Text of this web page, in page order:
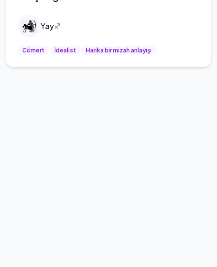
Yay♐
Cömert İdealist Harika bir mizah anlayışı